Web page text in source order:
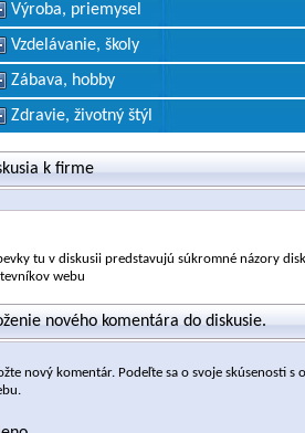
Výroba, priemysel
Vzdelávanie, školy
Zábava, hobby
Zdravie, životný štýl
k firme
tu v diskusii predstavujú súkromné názory
webu
nového komentára do diskusie.
nový komentár. Podeľte sa o svoje skúsenosti s